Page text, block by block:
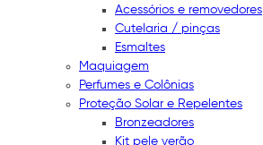
Acessórios e removedores
Cutelaria / pinças
Esmaltes
Maquiagem
Perfumes e Colônias
Proteção Solar e Repelentes
Bronzeadores
Kit pele verão